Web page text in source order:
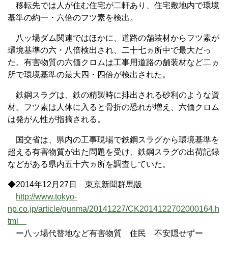
移転先では人が住む住宅が二軒あり、住宅敷地内で環境
基準の約一・六倍のフツ素を検出。
八ッ場ダム関連ではほかに、道路の舗装材からフツ素が
環境基準の六・八倍検出され、二十七ヵ所中で最大だっ
た。有害物質の六価クロムは工事用道路の舗装材など二ヵ
所で環境基準の最大四・四倍が検出された。
鉄鋼スラグは、鉄の精製時に排出される砂利のような資
材。フツ素は人体に入ると骨折の恐れが増え、六価クロム
は発がん性が指摘される。
国交省は、県内の工事現場で鉄鋼スラグから環境基準を
超える有害物質が出た問題を受け、鉄鋼スラグの出荷記録
などがある県内五十六ヵ所を調査していた。
◆2014年12月27日 東京新聞群馬版
http://www.tokyo-
np.co.jp/article/gunma/20141227/CK2014122702000164.h
tml
ー八ッ場代替地など有害物質 住民 不安隠せずー